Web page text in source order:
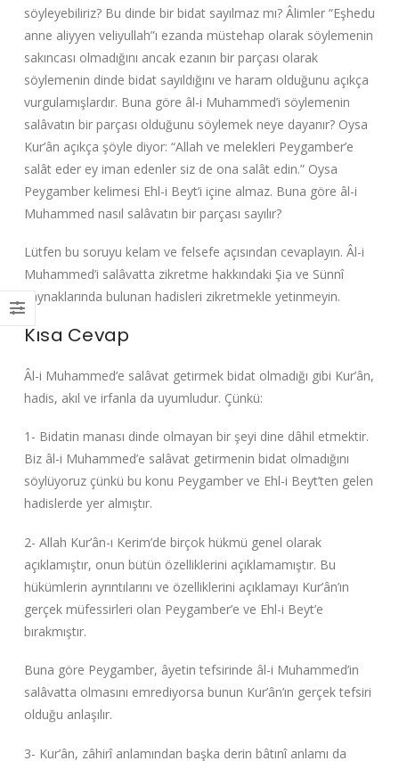
söyleyebiliriz? Bu dinde bir bidat sayılmaz mı? Âlimler “Eşhedu
anne aliyyen veliyullah”ı ezanda müstehap olarak söylemenin
sakıncası olmadığını ancak ezanın bir parçası olarak
söylemenin dinde bidat sayıldığını ve haram olduğunu açıkça
vurgulamışlardır. Buna göre âl-i Muhammed’i söylemenin
salâvatın bir parçası olduğunu söylemek neye dayanır? Oysa
Kur’ân açıkça şöyle diyor: “Allah ve melekleri Peygamber’e
salât eder ey iman edenler siz de ona salât edin.” Oysa
Peygamber kelimesi Ehl-i Beyt’i içine almaz. Buna göre âl-i
Muhammed nasıl salâvatın bir parçası sayılır?
Lütfen bu soruyu kelam ve felsefe açısından cevaplayın. Âl-i
Muhammed’i salâvatta zikretme hakkındaki Şia ve Sünnî
kaynaklarında bulunan hadisleri zikretmekle yetinmeyin.
Kısa Cevap
Âl-i Muhammed’e salâvat getirmek bidat olmadığı gibi Kur’ân,
hadis, akıl ve irfanla da uyumludur. Çünkü:
1- Bidatin manası dinde olmayan bir şeyi dine dâhil etmektir.
Biz âl-i Muhammed’e salâvat getirmenin bidat olmadığını
söylüyoruz çünkü bu konu Peygamber ve Ehl-i Beyt’ten gelen
hadislerde yer almıştır.
2- Allah Kur’ân-ı Kerim’de birçok hükmü genel olarak
açıklamıştır, onun bütün özelliklerini açıklamamıştır. Bu
hükümlerin ayrıntılarını ve özelliklerini açıklamayı Kur’ân’ın
gerçek müfessirleri olan Peygamber’e ve Ehl-i Beyt’e
bırakmıştır.
Buna göre Peygamber, âyetin tefsirinde âl-i Muhammed’in
salâvatta olmasını emrediyorsa bunun Kur’ân’ın gerçek tefsiri
olduğu anlaşılır.
3- Kur’ân, zâhirî anlamından başka derin bâtınî anlamı da